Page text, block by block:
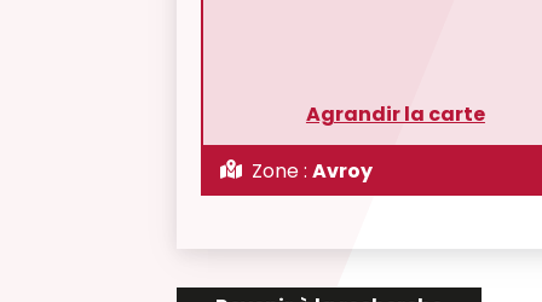
Agrandir la carte
Zone : Avroy